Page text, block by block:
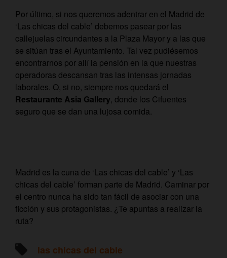
Por último, si nos queremos adentrar en el Madrid de
‘Las chicas del cable’ debemos pasear por las
callejuelas circundantes a la Plaza Mayor y a las que
se sitúan tras el Ayuntamiento. Tal vez pudiésemos
encontrarnos por allí la pensión en la que nuestras
operadoras descansan tras las intensas jornadas
laborales. O, si no, siempre nos quedará el
Restaurante Asia Gallery, donde los Cifuentes
seguro que se dan una lujosa comida.
Madrid es la cuna de ‘Las chicas del cable’ y ‘Las
chicas del cable’ forman parte de Madrid. Caminar por
el centro nunca ha sido tan fácil de asociar con una
ficción y sus protagonistas. ¿Te apuntas a realizar la
ruta?
las chicas del cable